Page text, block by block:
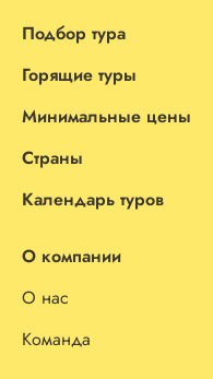
Подбор тура
Горящие туры
Минимальные цены
Страны
Календарь туров
О компании
О нас
Команда